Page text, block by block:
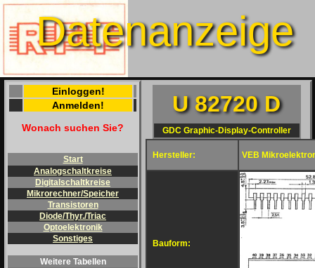
Datenanzeige
Einloggen!
Anmelden!
Wonach suchen Sie?
Start
Analogschaltkreise
Digitalschaltkreise
Mikrorechner/Speicher
Transistoren
Diode/Thyr./Triac
Optoelektronik
Sonstiges
Weitere Tabellen
U 82720 D
GDC Graphic-Display-Controller
Hersteller: VEB
Bauform: